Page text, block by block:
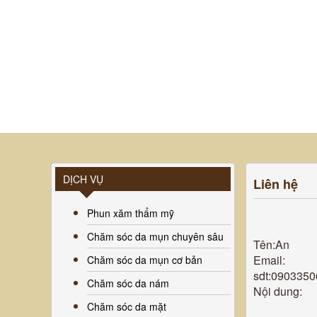
DỊCH VỤ
Phun xăm thẩm mỹ
Chăm sóc da mụn chuyên sâu
Chăm sóc da mụn cơ bản
Chăm sóc da nám
Chăm sóc da mặt
Liên hệ
Tên:An
Email:
Nội dung: